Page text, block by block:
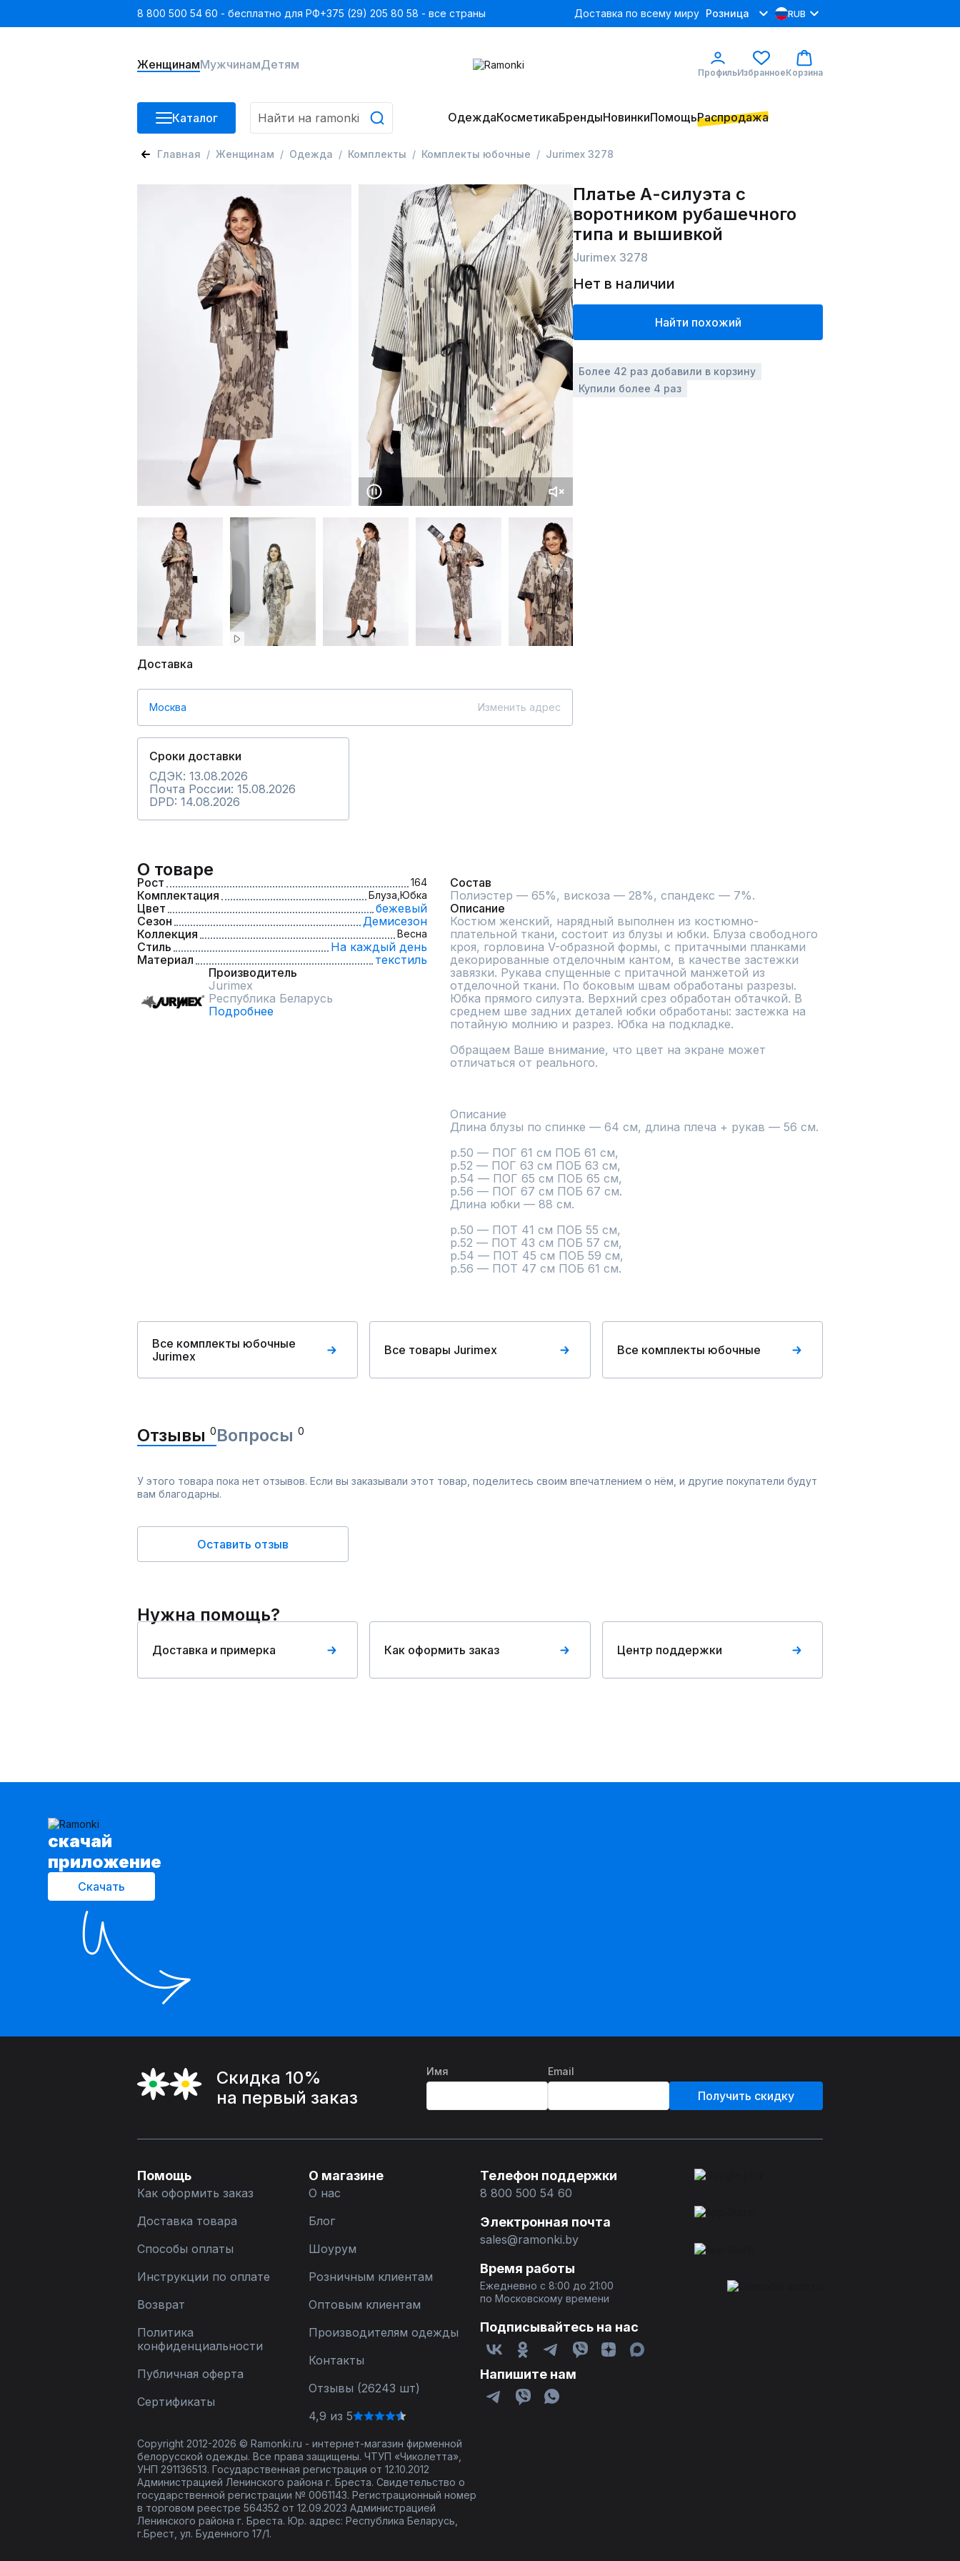
8 800 500 54 60 - бесплатно для РФ+375 (29) 205 80 58 - все страны Доставка по всему миру Розница RUB
ЖенщинамМужчинамДетям
ПрофильИзбранноеКорзина
Каталог ОдеждаКосметикаБрендыНовинкиПомощьРаспродажа
Главная Женщинам Одежда Комплекты Комплекты юбочные Jurimex 3278
Доставка
Москва Изменить адрес
Сроки доставки
СДЭК: 13.08.2026
Почта России: 15.08.2026
DPD: 14.08.2026
Платье А-силуэта с
воротником рубашечного
типа и вышивкой
Jurimex 3278
Нет в наличии
Найти похожий
Более 42 раз добавили в корзину
Купили более 4 раз
О товаре
Рост 164
Комплектация Блуза, Юбка
Цвет
бежевый
Сезон
Демисезон
Коллекция
Весна
Стиль
На каждый день
Материал
текстиль
Производитель
Jurimex
Республика Беларусь
Подробнее
Состав
Полиэстер — 65%, вискоза — 28%, спандекс — 7%.
Описание
Костюм женский, нарядный выполнен из костюмно-
плательной ткани, состоит из блузы и юбки. Блуза свободного
кроя, горловина V-образной формы, с притачными планками
декорированные отделочным кантом, в качестве застежки
завязки. Рукава спущенные с притачной манжетой из
отделочной ткани. По боковым швам обработаны разрезы.
Юбка прямого силуэта. Верхний срез обработан обтачкой. В
среднем шве задних деталей юбки обработаны: застежка на
потайную молнию и разрез. Юбка на подкладке.
Обращаем Ваше внимание, что цвет на экране может
отличаться от реального.
Описание
Длина блузы по спинке — 64 см, длина плеча + рукав — 56 см.
р.50 — ПОГ 61 см ПОБ 61 см,
р.52 — ПОГ 63 см ПОБ 63 см,
р.54 — ПОГ 65 см ПОБ 65 см,
р.56 — ПОГ 67 см ПОБ 67 см.
Длина юбки — 88 см.
р.50 — ПОТ 41 см ПОБ 55 см,
р.52 — ПОТ 43 см ПОБ 57 см,
р.54 — ПОТ 45 см ПОБ 59 см,
р.56 — ПОТ 47 см ПОБ 61 см.
Все комплекты юбочные
Jurimex
Все товары Jurimex Все комплекты юбочные
Отзывы 0Вопросы 0
У этого товара пока нет отзывов. Если вы заказывали этот товар, поделитесь своим впечатлением о нём, и другие покупатели будут
вам благодарны.
Оставить отзыв
Нужна помощь?
Доставка и примерка Как оформить заказ Центр поддержки
cкачай
приложение
Скачать
Скидка 10%
на первый заказ
Имя Email
Получить скидку
Помощь
Как оформить заказ
Доставка товара
Способы оплаты
Инструкции по оплате
Возврат
Политика
конфиденциальности
Публичная оферта
Сертификаты
О магазине
О нас
Блог
Шоурум
Розничным клиентам
Оптовым клиентам
Производителям одежды
Контакты
Отзывы (26243 шт)
4,9 из 5
Телефон поддержки
8 800 500 54 60
Электронная почта
sales@ramonki.by
Время работы
Ежедневно с 8:00 до 21:00
по Московскому времени
Подписывайтесь на нас
Напишите нам
Copyright 2012-2026 © Ramonki.ru - интернет-магазин фирменной
белорусской одежды. Все права защищены. ЧТУП «Чиколетта»,
УНП 291136513. Государственная регистрация от 12.10.2012
Администрацией Ленинского района г. Бреста. Свидетельство о
государственной регистрации № 0061143. Регистрационный номер
в торговом реестре 564352 от 12.09.2023 Администрацией
Ленинского района г. Бреста. Юр. адрес: Республика Беларусь,
г.Брест, ул. Буденного 17/1.